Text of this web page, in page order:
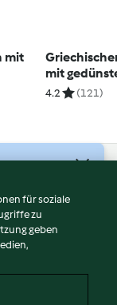
mit
mit
Hähnchen
4.2 (121)
für soziale
zu
geben